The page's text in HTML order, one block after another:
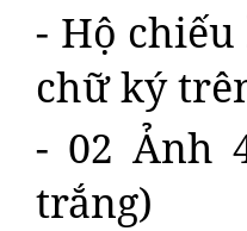
- Hộ chiếu
chữ ký
- 02 Ảnh
trắng)